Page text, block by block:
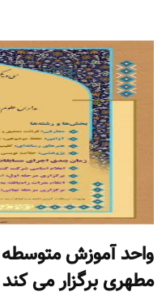
واحد آموزش
مطهری برگزار می کند